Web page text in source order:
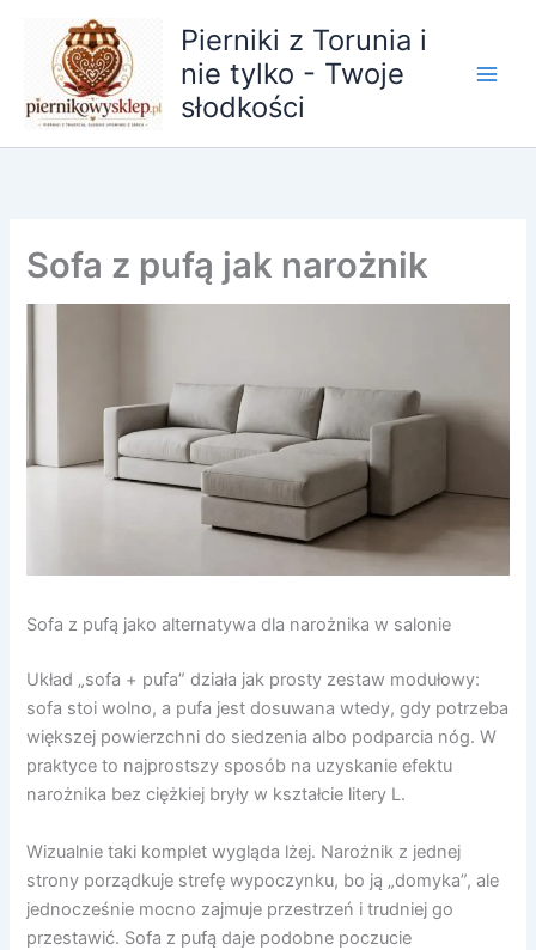
Pierniki z Torunia i
nie tylko - Twoje
słodkości
Sofa z pufą jak narożnik
Sofa z pufą jako alternatywa dla narożnika w salonie
Układ „sofa + pufa” działa jak prosty zestaw modułowy:
sofa stoi wolno, a pufa jest dosuwana wtedy, gdy potrzeba
większej powierzchni do siedzenia albo podparcia nóg. W
praktyce to najprostszy sposób na uzyskanie efektu
narożnika bez ciężkiej bryły w kształcie litery L.
Wizualnie taki komplet wygląda lżej. Narożnik z jednej
strony porządkuje strefę wypoczynku, bo ją „domyka”, ale
jednocześnie mocno zajmuje przestrzeń i trudniej go
przestawić. Sofa z pufą daje podobne poczucie